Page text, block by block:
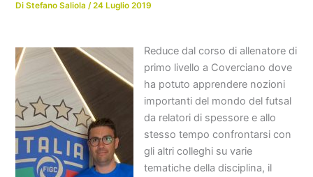
DiStefano Saliola/24 Luglio 2019
Reduce dal corso di allenatore di
primo livello a Coverciano dove
ha potuto apprendere nozioni
importanti del mondo del futsal
da relatori di spessore e allo
stesso tempo confrontarsi con
gli altri colleghi su varie
tematiche della disciplina, il